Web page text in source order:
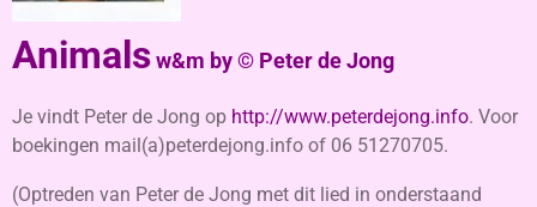
Animalsw&m by © Peter de Jong
Je vindt Peter de Jong op http://www.peterdejong.info. Voor
boekingen mail(a)peterdejong.info of 06 51270705.
(Optreden van Peter de Jong met dit lied in onderstaand